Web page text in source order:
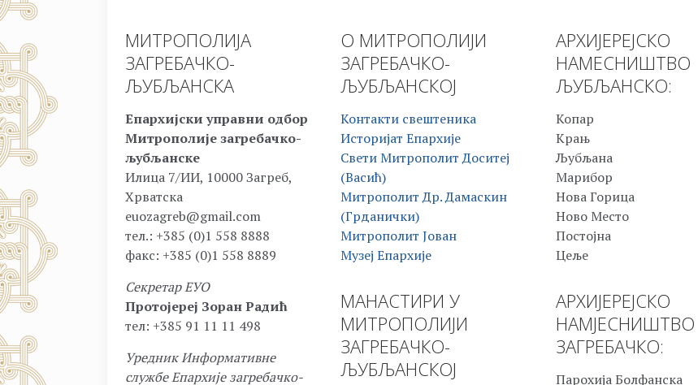
МИТРОПОЛИЈА
ЗАГРЕБАЧКО-
ЉУБЉАНСКА
Епархијски управни одбор
Митрополије загребачко-
љубљанске
Илица 7/ИИ, 10000 Загреб,
Хрватска
euozagreb@gmail.com
тел.: +385 (0)1 558 8888
факс: +385 (0)1 558 8889
Секретар ЕУО
Протојереј Зоран Радић
тел: +385 91 11 11 498
Уредник Информативне
службе Епархије загребачко-
О МИТРОПОЛИЈИ
ЗАГРЕБАЧКО-
ЉУБЉАНСКОЈ
Контакти свештеника
Историјат Епархије
Свети Митрополит Доситеј
(Васић)
Митрополит Др. Дамаскин
(Грданички)
Митрополит Јован
Музеј Епархије
МАНАСТИРИ У
МИТРОПОЛИЈИ
ЗАГРЕБАЧКО-
ЉУБЉАНСКОЈ
АРХИЈЕРЕЈСКО
НАМЕСНИШТВО
ЉУБЉАНСКО:
Копар
Крањ
Љубљана
Марибор
Нова Горица
Ново Место
Постојна
Цеље
АРХИЈЕРЕЈСКО
НАМЈЕСНИШТВО
ЗАГРЕБАЧКО:
Парохија Болфанска